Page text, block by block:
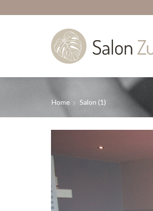
Home Salon (1)